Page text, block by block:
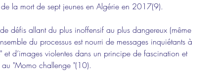
la mort de sept jeunes en Algérie en 2017(9).
défis allant du plus inoffensif au plus dangereux (même
du processus est nourri de messages inquiétants à
d’images violentes dans un principe de fascination et
"Momo challenge "(10).